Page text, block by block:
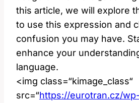
this article, we will explore
to use this expression and
confusion you may have.
enhance your
language.
<img class=“kimage_class“
src=“https://eurotran.cz/wp-